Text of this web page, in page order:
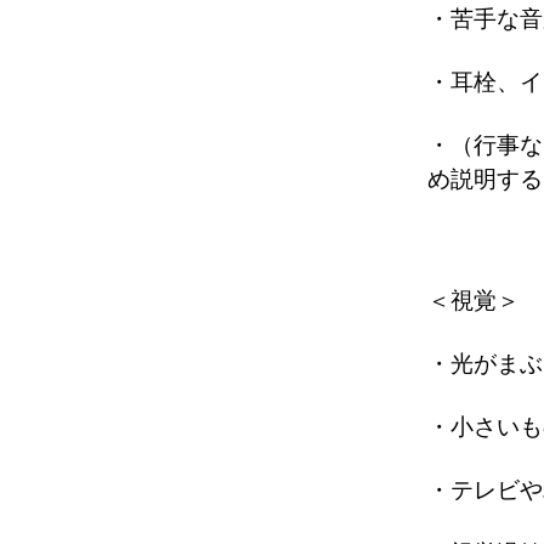
・苦手な
・耳栓、
・（行事
め説明す
＜視覚＞
・光がま
・小さい
・テレビ